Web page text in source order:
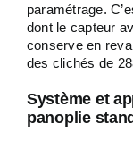
paramétrage.
dont le capteur
conserve en
des clichés de
Système et
panoplie